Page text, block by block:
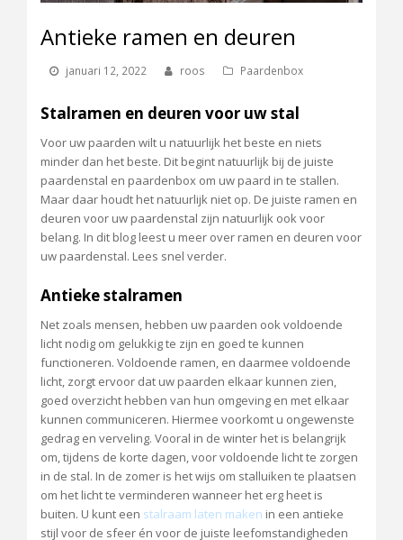
Antieke ramen en deuren
januari 12, 2022 roos Paardenbox
Stalramen en deuren voor uw stal
Voor uw paarden wilt u natuurlijk het beste en niets
minder dan het beste. Dit begint natuurlijk bij de juiste
paardenstal en paardenbox om uw paard in te stallen.
Maar daar houdt het natuurlijk niet op. De juiste ramen en
deuren voor uw paardenstal zijn natuurlijk ook voor
belang. In dit blog leest u meer over ramen en deuren voor
uw paardenstal. Lees snel verder.
Antieke stalramen
Net zoals mensen, hebben uw paarden ook voldoende
licht nodig om gelukkig te zijn en goed te kunnen
functioneren. Voldoende ramen, en daarmee voldoende
licht, zorgt ervoor dat uw paarden elkaar kunnen zien,
goed overzicht hebben van hun omgeving en met elkaar
kunnen communiceren. Hiermee voorkomt u ongewenste
gedrag en verveling. Vooral in de winter het is belangrijk
om, tijdens de korte dagen, voor voldoende licht te zorgen
in de stal. In de zomer is het wijs om stalluiken te plaatsen
om het licht te verminderen wanneer het erg heet is
buiten. U kunt een stalraam laten maken in een antieke
stijl voor de sfeer én voor de juiste leefomstandigheden